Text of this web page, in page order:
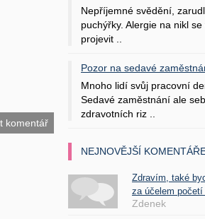
Nepříjemné svědění,
puchýřky. Alergie na nikl
projevit ..
Pozor na sedavé
Mnoho lidí svůj pracovní
Sedavé zaměstnání ale
zdravotních riz ..
NEJNOVĚJŠÍ
Zdravím, také
za účelem početí
Zdenek